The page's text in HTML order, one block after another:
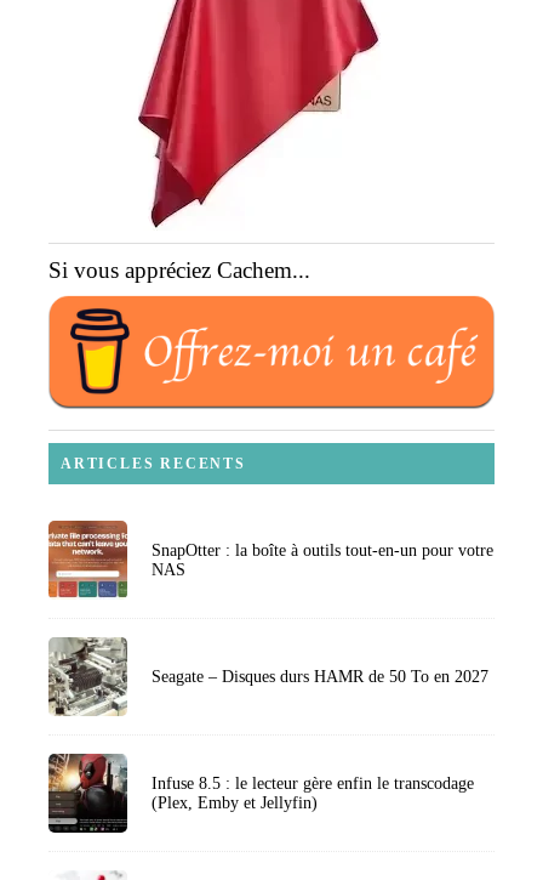
Si vous appréciez Cachem...
ARTICLES RECENTS
SnapOtter : la boîte à outils tout-en-un pour votre
NAS
Seagate – Disques durs HAMR de 50 To en 2027
Infuse 8.5 : le lecteur gère enfin le transcodage
(Plex, Emby et Jellyfin)